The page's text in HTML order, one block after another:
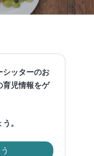
シッターのお
育児情報をゲ
。